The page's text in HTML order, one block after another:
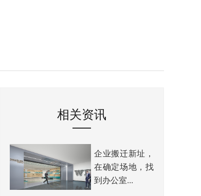
相关资讯
企业搬迁新址，
在确定场地，找
到办公室...